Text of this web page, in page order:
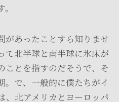
があったことすら知りませ
て北半球と南半球に氷床が
ことを指すのだそうで、そ
。で、一般的に僕たちがイ
、北アメリカとヨーロッパ